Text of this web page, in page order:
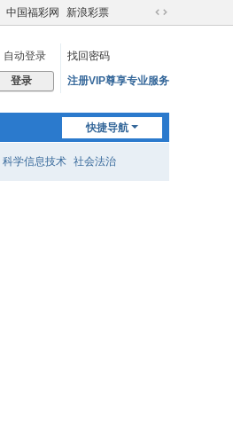
中国福彩网 新浪彩票
切
宽
自动登录
找回密码
登录 注册VIP尊享专业服务
快捷导航
科学信息技术 社会法治